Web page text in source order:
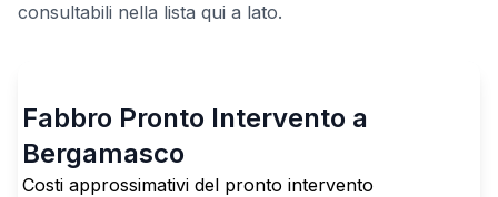
consultabili nella lista qui a lato.
Fabbro Pronto Intervento a
Bergamasco
Costi approssimativi del pronto intervento